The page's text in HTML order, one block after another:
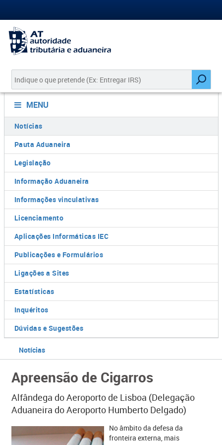
MENU
Notícias
Pauta Aduaneira
Legislação
Informação Aduaneira
Informações vinculativas
Licenciamento
Aplicações Informáticas IEC
Publicações e Formulários
Ligações a Sites
Estatísticas
Inquéritos
Dúvidas e Sugestões
Notícias
Apreensão de Cigarros
Alfândega do Aeroporto de Lisboa (Delegação
Aduaneira do Aeroporto Humberto Delgado)
​​No âmbito da defesa da
fronteira externa, mais